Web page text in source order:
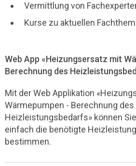
Vermittlung von
Kurse zu aktuellen
Web App «Heizungsersatz mit
Berechnung des
Mit der Web Applikation
Wärmepumpen - Berechnung des
Heizleistungsbedarfs» können
einfach die benötigte
bestimmen.